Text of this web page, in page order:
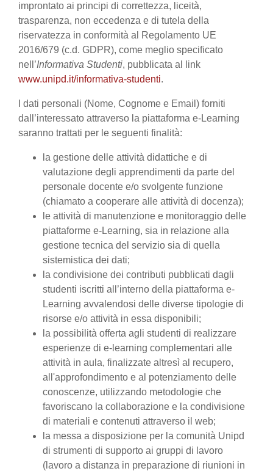
improntato ai principi di correttezza, liceità,
trasparenza, non eccedenza e di tutela della
riservatezza in conformità al Regolamento UE
2016/679 (c.d. GDPR), come meglio specificato
nell’Informativa Studenti, pubblicata al link
www.unipd.it/informativa-studenti.
I dati personali (Nome, Cognome e Email) forniti
dall’interessato attraverso la piattaforma e-Learning
saranno trattati per le seguenti finalità:
la gestione delle attività didattiche e di
valutazione degli apprendimenti da parte del
personale docente e/o svolgente funzione
(chiamato a cooperare alle attività di docenza);
le attività di manutenzione e monitoraggio delle
piattaforme e-Learning, sia in relazione alla
gestione tecnica del servizio sia di quella
sistemistica dei dati;
la condivisione dei contributi pubblicati dagli
studenti iscritti all’interno della piattaforma e-
Learning avvalendosi delle diverse tipologie di
risorse e/o attività in essa disponibili;
la possibilità offerta agli studenti di realizzare
esperienze di e-learning complementari alle
attività in aula, finalizzate altresì al recupero,
all'approfondimento e al potenziamento delle
conoscenze, utilizzando metodologie che
favoriscano la collaborazione e la condivisione
di materiali e contenuti attraverso il web;
la messa a disposizione per la comunità Unipd
di strumenti di supporto ai gruppi di lavoro
(lavoro a distanza in preparazione di riunioni in